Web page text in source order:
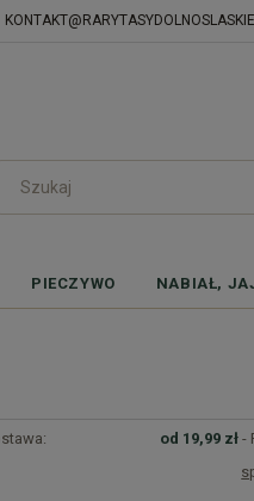
PIECZYWO NABIAŁ,
od 19,99 zł -